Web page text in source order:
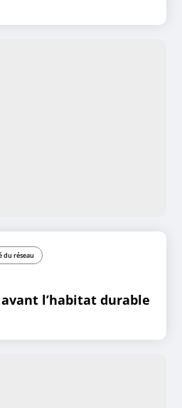
du réseau
avant l’habitat durable